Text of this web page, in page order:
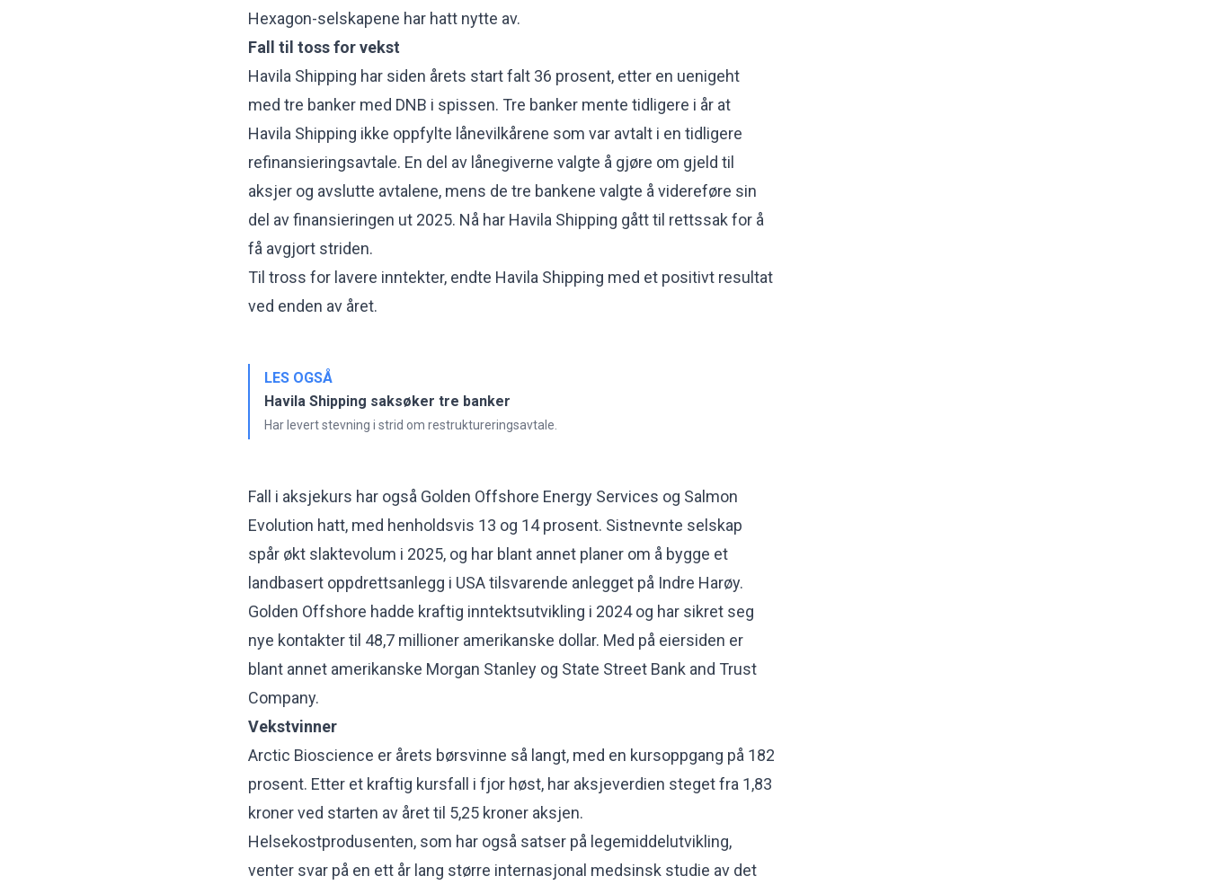
Hexagon-selskapene har hatt nytte av.
Fall til toss for vekst
Havila Shipping har siden årets start falt 36 prosent, etter en uenigeht
med tre banker med DNB i spissen. Tre banker mente tidligere i år at
Havila Shipping ikke oppfylte lånevilkårene som var avtalt i en tidligere
refinansieringsavtale. En del av lånegiverne valgte å gjøre om gjeld til
aksjer og avslutte avtalene, mens de tre bankene valgte å videreføre sin
del av finansieringen ut 2025. Nå har Havila Shipping gått til rettssak for å
få avgjort striden.
Til tross for lavere inntekter, endte Havila Shipping med et positivt resultat
ved enden av året.
LES OGSÅ
Havila Shipping saksøker tre banker
Har levert stevning i strid om restruktureringsavtale.
Fall i aksjekurs har også Golden Offshore Energy Services og Salmon
Evolution hatt, med henholdsvis 13 og 14 prosent. Sistnevnte selskap
spår økt slaktevolum i 2025, og har blant annet planer om å bygge et
landbasert oppdrettsanlegg i USA tilsvarende anlegget på Indre Harøy.
Golden Offshore hadde kraftig inntektsutvikling i 2024 og har sikret seg
nye kontakter til 48,7 millioner amerikanske dollar. Med på eiersiden er
blant annet amerikanske Morgan Stanley og State Street Bank and Trust
Company.
Vekstvinner
Arctic Bioscience er årets børsvinne så langt, med en kursoppgang på 182
prosent. Etter et kraftig kursfall i fjor høst, har aksjeverdien steget fra 1,83
kroner ved starten av året til 5,25 kroner aksjen.
Helsekostprodusenten, som har også satser på legemiddelutvikling,
venter svar på en ett år lang større internasjonal medsinsk studie av det